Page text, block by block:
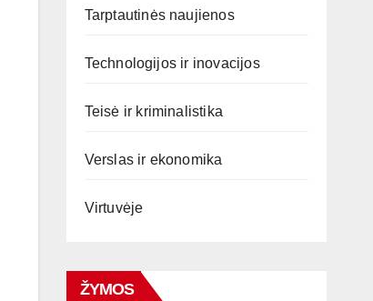
Tarptautinės naujienos
Technologijos ir inovacijos
Teisė ir kriminalistika
Verslas ir ekonomika
Virtuvėje
ŽYMOS